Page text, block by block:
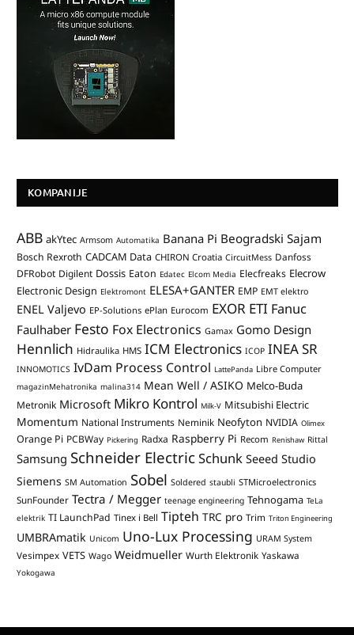
KOMPANIJE
ABB akYtec Armsom Automatika Banana Pi Beogradski Sajam
Bosch Rexroth CADCAM Data CHIRON Croatia CircuitMess Danfoss
DFRobot Digilent Dossis Eaton Edatec Elcom Media Elecfreaks Elecrow
Electronic Design Elektromont ELESA+GANTER EMP EMT elektro
ENEL Valjevo EP-Solutions ePlan Eurocom EXOR ETI Fanuc
Faulhaber Festo Fox Electronics Gamax Gomo Design
Hennlich Hidraulika HMS ICM Electronics ICOP INEA SR
INNOMOTICS IvDam Process Control LattePanda Libre Computer
magazinMehatronika malina314 Mean Well / ASIKO Melco-Buda
Metronik Microsoft Mikro Kontrol Milk-V Mitsubishi Electric
Momentum National Instruments Neminik Neofyton NVIDIA Olimex
Orange Pi PCBWay Pickering Radxa Raspberry Pi Recom Renishaw Rittal
Samsung Schneider ElectricSchunk Seeed Studio
Siemens SM Automation Sobel Soldered staubli STMicroelectronics
SunFounder Tectra / Megger teenage engineering Tehnogama TeLa
elektrik TI LaunchPad Tinex i Bell Tipteh TRC pro Trim Triton Engineering
UMBRAmatik Unicom Uno-Lux Processing URAM System
Vesimpex VETS Wago Weidmueller Wurth Elektronik Yaskawa
Yokogawa